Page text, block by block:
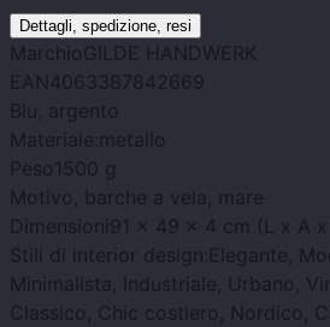
Dettagli, spedizione, resi
MarchioGILDE HANDWERK
EAN4063387842669
Blu, argento
Materiale:metallo
Peso1500 g
Motivo , barche a vela, mare
Dimensioni 91 x 49 x 4 cm (L x A x
Stili di interior design:Elegante,
Minimalista, Industriale, Urbano,
Classico, Chic costiero, Nordico,